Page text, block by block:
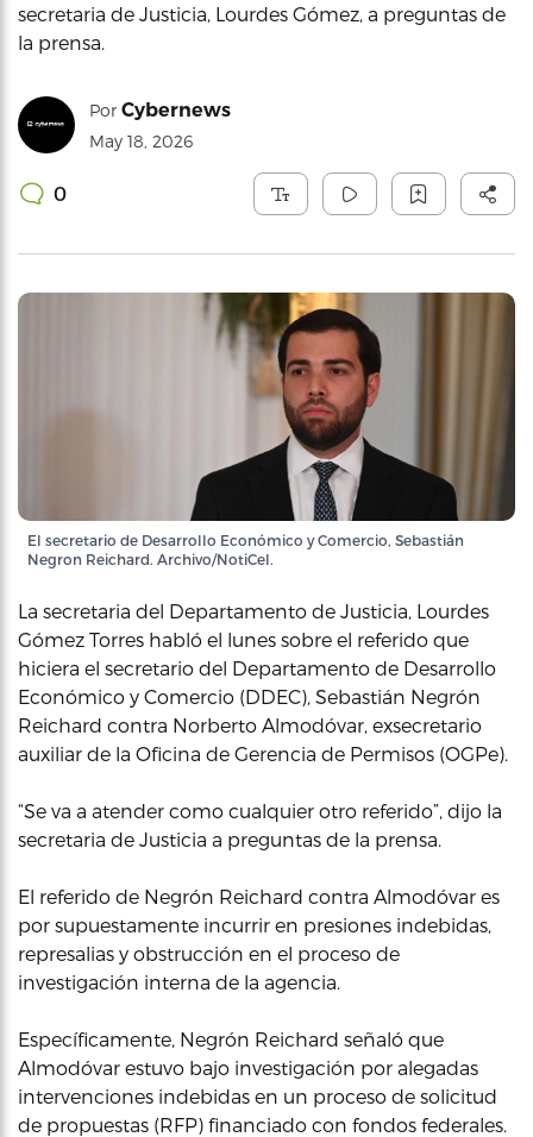
secretaria de Justicia, Lourdes Gómez, a preguntas de
la prensa.
Por Cybernews
May 18, 2026
0
El secretario de Desarrollo Económico y Comercio, Sebastián
Negron Reichard. Archivo/NotiCel.
La secretaria del Departamento de Justicia, Lourdes
Gómez Torres habló el lunes sobre el referido que
hiciera el secretario del Departamento de Desarrollo
Económico y Comercio (DDEC), Sebastián Negrón
Reichard contra Norberto Almodóvar, exsecretario
auxiliar de la Oficina de Gerencia de Permisos (OGPe).
“Se va a atender como cualquier otro referido”, dijo la
secretaria de Justicia a preguntas de la prensa.
El referido de Negrón Reichard contra Almodóvar es
por supuestamente incurrir en presiones indebidas,
represalias y obstrucción en el proceso de
investigación interna de la agencia.
Específicamente, Negrón Reichard señaló que
Almodóvar estuvo bajo investigación por alegadas
intervenciones indebidas en un proceso de solicitud
de propuestas (RFP) financiado con fondos federales.